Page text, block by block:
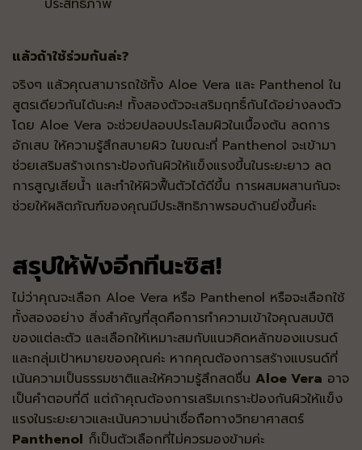
ประสิทธิภาพ
แล้วถ้าใช้ร่วมกันล่ะ?
จริงๆ แล้วคุณสามารถใช้ทั้ง Aloe Vera และ Panthenol ใน
สูตรเดียวกันได้นะคะ! ทั้งสองตัวจะเสริมฤทธิ์กันได้อย่างลงตัว
โดย Aloe Vera จะช่วยปลอบประโลมผิวในเบื้องต้น ลดการ
อักเสบ ให้ความรู้สึกสบายผิว ในขณะที่ Panthenol จะเข้ามา
ช่วยเสริมสร้างเกราะป้องกันผิวให้แข็งแรงขึ้นในระยะยาว ลด
การสูญเสียน้ำ และทำให้ผิวฟื้นตัวได้ดีขึ้น การผสมผสานกันจะ
ช่วยให้ผลิตภัณฑ์ของคุณมีประสิทธิภาพรอบด้านยิ่งขึ้นค่ะ
สรุปให้ฟังอีกทีนะซิส!
ไม่ว่าคุณจะเลือก Aloe Vera หรือ Panthenol หรือจะเลือกใช้
ทั้งสองอย่าง สิ่งสำคัญที่สุดคือการทำความเข้าใจคุณสมบัติ
ของแต่ละตัว และเลือกให้เหมาะสมกับแนวคิดหลักของแบรนด์
และกลุ่มเป้าหมายของคุณค่ะ หากคุณต้องการสร้างแบรนด์ที่
เน้นความเป็นธรรมชาติและให้ความรู้สึกสดชื่น Aloe Vera อาจ
เป็นคำตอบที่ดี แต่ถ้าคุณต้องการเสริมเกราะป้องกันผิวให้แข็ง
แรงในระยะยาวและเน้นความน่าเชื่อถือทางวิทยาศาสตร์
Panthenol ก็เป็นตัวเลือกที่ไม่ควรมองข้ามค่ะ